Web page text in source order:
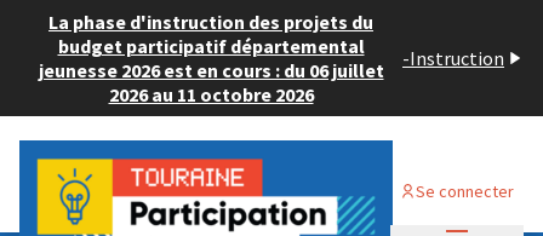
La phase d'instruction des projets du
budget participatif départemental
jeunesse 2026 est en cours : du 06 juillet
2026 au 11 octobre 2026
-Instruction
Se connecter